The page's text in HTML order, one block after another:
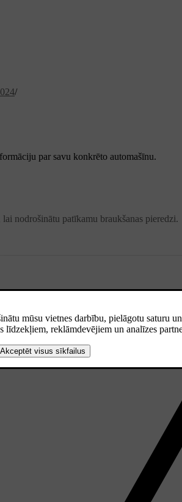
/
par savu konkrēto automašīnu.
nodrošinātu patīkamu braukšanas pieredzi.